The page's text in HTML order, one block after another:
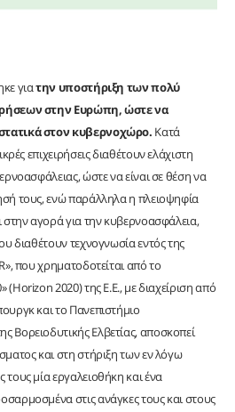
γιατην υποστήριξη των πολύ
στην Ευρώπη, ώστε να
στον κυβερνοχώρο. Κατά
επιχειρήσεις διαθέτουν ελάχιστη
ώστε να είναι σε θέση να
τους, ενώ παράλληλα η πλειοψηφία
στην αγορά για την κυβερνοασφάλεια,
διαθέτουν τεχνογνωσία εντός της
που χρηματοδοτείται από το
2020) της Ε.Ε., με διαχείριση από
και το Πανεπιστήμιο
Βορειοδυτικής Ελβετίας, αποσκοπεί
και στη στήριξη των εν λόγω
μία εργαλειοθήκη και ένα
στις ανάγκες τους και στους